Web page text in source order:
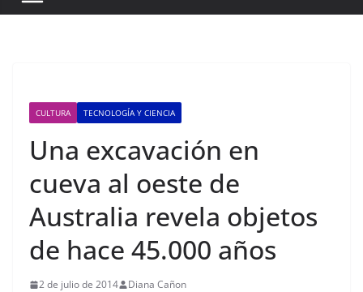
CULTURA TECNOLOGÍA Y CIENCIA
Una excavación en
cueva al oeste de
Australia revela objetos
de hace 45.000 años
2 de julio de 2014 Diana Cañon